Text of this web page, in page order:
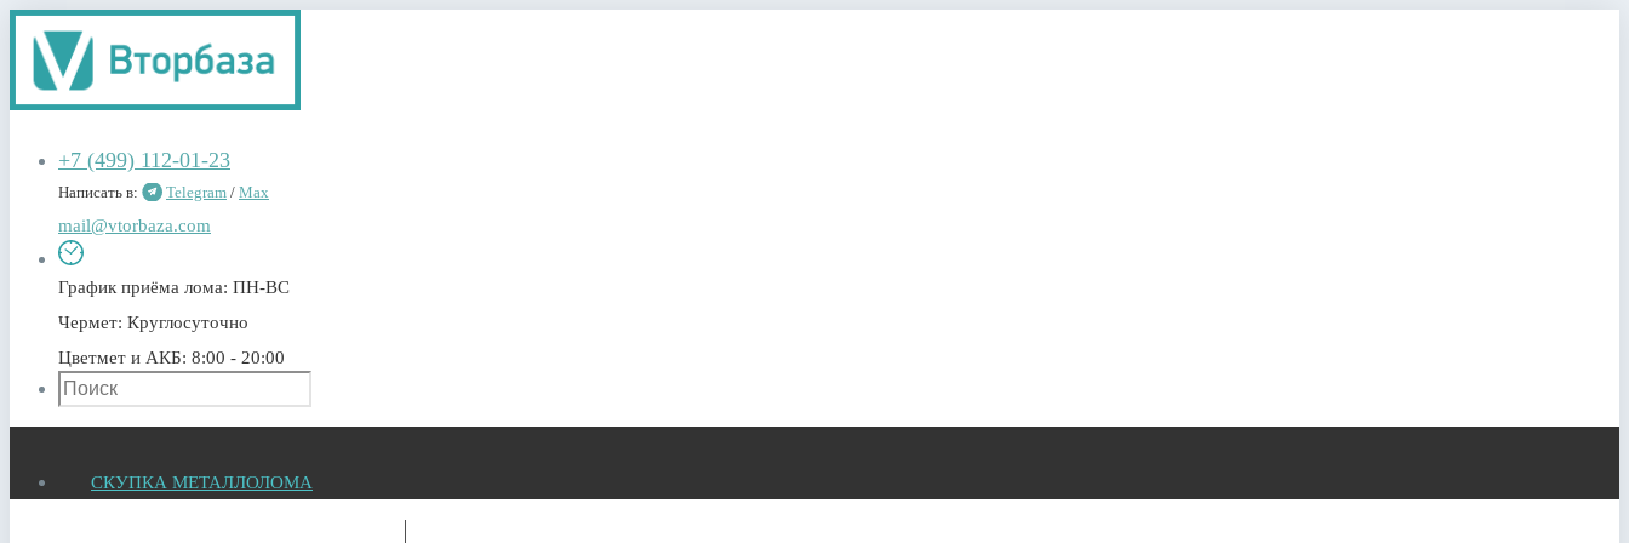
+7 (499) 112-01-23
Написать в: Telegram / Max
mail@vtorbaza.com
График приёма лома: ПН-ВС
Чермет: Круглосуточно
Цветмет и АКБ: 8:00 - 20:00
СКУПКА МЕТАЛЛОЛОМА